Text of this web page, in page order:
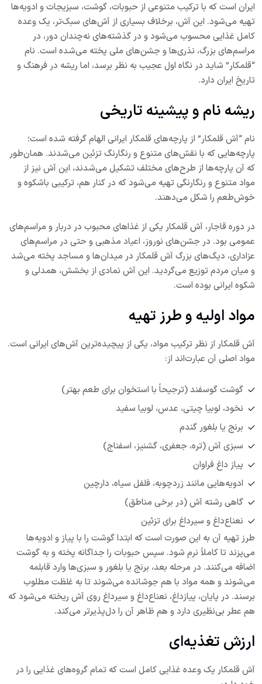
ایران است که با ترکیب متنوعی از حبوبات، گوشت، سبزیجات و ادویه‌ها
تهیه می‌شود. این آش، برخلاف بسیاری از آش‌های سبک‌تر، یک وعده
کامل غذایی محسوب می‌شود و در گذشته‌های نه‌چندان دور، در
مراسم‌های بزرگ، نذری‌ها و جشن‌های ملی پخته می‌شده است. نام
“قلمکار” شاید در نگاه اول عجیب به نظر برسد، اما ریشه در فرهنگ و
تاریخ ایران دارد.
ریشه نام و پیشینه تاریخی
نام “آش قلمکار” از پارچه‌های قلمکار ایرانی الهام گرفته شده است؛
پارچه‌هایی که با نقش‌های متنوع و رنگارنگ تزئین می‌شدند. همان‌طور
که آن پارچه‌ها از طرح‌های مختلف تشکیل می‌شدند، این آش نیز از
مواد متنوع و رنگارنگی تهیه می‌شود که در کنار هم، ترکیبی باشکوه و
خوش‌طعم را شکل می‌دهند.
در دوره قاجار، آش قلمکار یکی از غذاهای محبوب در دربار و مراسم‌های
عمومی بود. در جشن‌های نوروز، اعیاد مذهبی و حتی در مراسم‌های
عزاداری، دیگ‌های بزرگ آش قلمکار در میدان‌ها و مساجد پخته می‌شد
و میان مردم توزیع می‌گردید. این آش نمادی از بخشش، همدلی و
شکوه ایرانی بوده است.
مواد اولیه و طرز تهیه
آش قلمکار از نظر ترکیب مواد، یکی از پیچیده‌ترین آش‌های ایرانی است.
مواد اصلی آن عبارت‌اند از:
گوشت گوسفند (ترجیحاً با استخوان برای طعم بهتر)
نخود، لوبیا چیتی، عدس، لوبیا سفید
برنج یا بلغور گندم
سبزی آش (تره، جعفری، گشنیز، اسفناج)
پیاز داغ فراوان
ادویه‌هایی مانند زردچوبه، فلفل سیاه، دارچین
گاهی رشته آش (در برخی مناطق)
نعناع‌داغ و سیر‌داغ برای تزئین
طرز تهیه آن به این صورت است که ابتدا گوشت را با پیاز و ادویه‌ها
می‌پزند تا کاملاً نرم شود. سپس حبوبات را جداگانه پخته و به گوشت
اضافه می‌کنند. در مرحله بعد، برنج یا بلغور و سبزی‌ها وارد قابلمه
می‌شوند و همه مواد با هم جوشانده می‌شوند تا به غلظت مطلوب
برسند. در پایان، پیاز‌داغ، نعناع‌داغ و سیر‌داغ روی آش ریخته می‌شود که
هم عطر بی‌نظیری دارد و هم ظاهر آن را دل‌پذیرتر می‌کند.
ارزش تغذیه‌ای
آش قلمکار یک وعده غذایی کامل است که تمام گروه‌های غذایی را در